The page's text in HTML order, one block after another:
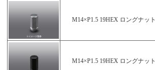
M14×P1.5 19HEX ロングナット
M14×P1.5 19HEX ロングナット